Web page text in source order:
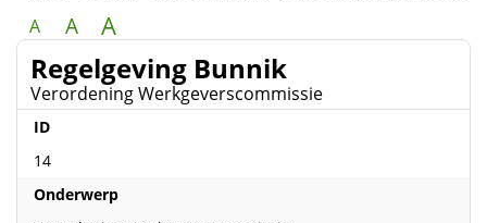
A A A
Regelgeving Bunnik
Verordening Werkgeverscommissie
ID
14
Onderwerp